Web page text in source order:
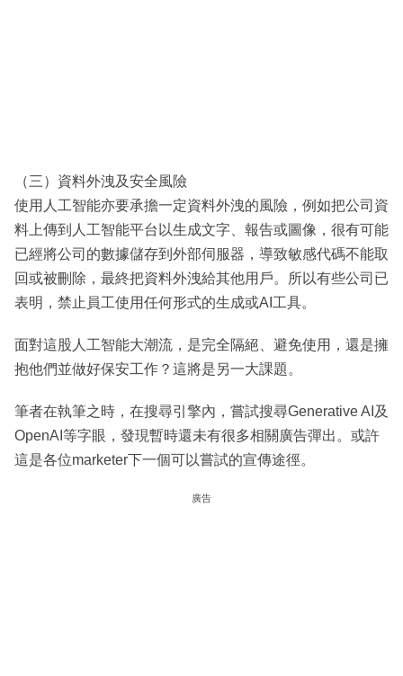
（三）資料外洩及安全風險
使用人工智能亦要承擔一定資料外洩的風險，例如把公司資
料上傳到人工智能平台以生成文字、報告或圖像，很有可能
已經將公司的數據儲存到外部伺服器，導致敏感代碼不能取
回或被刪除，最終把資料外洩給其他用戶。所以有些公司已
表明，禁止員工使用任何形式的生成或AI工具。
面對這股人工智能大潮流，是完全隔絕、避免使用，還是擁
抱他們並做好保安工作？這將是另一大課題。
筆者在執筆之時，在搜尋引擎內，嘗試搜尋Generative AI及
OpenAI等字眼，發現暫時還未有很多相關廣告彈出。或許
這是各位marketer下一個可以嘗試的宣傳途徑。
廣告